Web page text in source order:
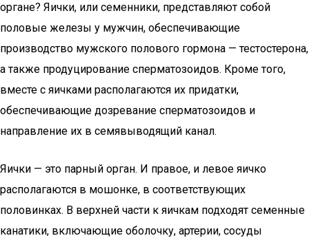
органе? Яички, или семенники, представляют собой
половые железы у мужчин, обеспечивающие
производство мужского полового гормона — тестостерона,
а также продуцирование сперматозоидов. Кроме того,
вместе с яичками располагаются их придатки,
обеспечивающие дозревание сперматозоидов и
направление их в семявыводящий канал.
Яички — это парный орган. И правое, и левое яичко
располагаются в мошонке, в соответствующих
половинках. В верхней части к яичкам подходят семенные
канатики, включающие оболочку, артерии, сосуды